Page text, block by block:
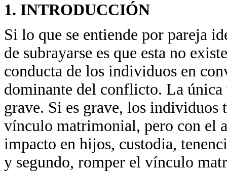
1. INTRODUCCIÓN
Si lo que se entiende por pareja
de subrayarse es que esta no
conducta de los individuos en
dominante del conflicto. La única
grave. Si es grave, los
vínculo matrimonial, pero con el
impacto en hijos, custodia,
y segundo, romper el vínculo